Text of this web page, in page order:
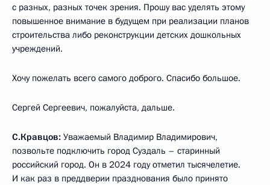
с разных, разных точек зрения. Прошу вас уделять этому
повышенное внимание в будущем при реализации планов
строительства либо реконструкции детских дошкольных
учреждений.
Хочу пожелать всего самого доброго. Спасибо большое.
Сергей Сергеевич, пожалуйста, дальше.
С.Кравцов: Уважаемый Владимир Владимирович,
позвольте подключить город Суздаль – старинный
российский город. Он в 2024 году отметил тысячелетие.
И как раз в преддверии празднования было принято